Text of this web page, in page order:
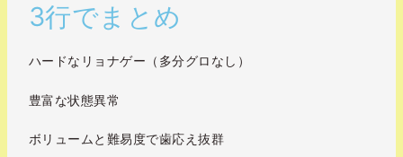
3行でまとめ
ハードなリョナゲー（多分グロなし）
豊富な状態異常
ボリュームと難易度で歯応え抜群